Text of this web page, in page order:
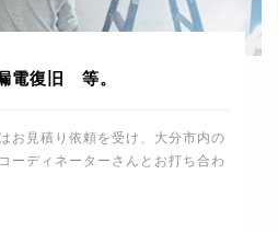
電復旧 等。
お見積り依頼を受け、大分市内の
ーディネーターさんとお打ち合わ